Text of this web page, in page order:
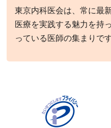
東京内科医会は、常に最
医療を実践する魅力を持
っている医師の集まりです